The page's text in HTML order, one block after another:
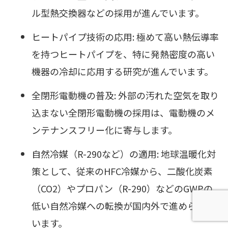
ル型熱交換器などの採用が進んでいます。
ヒートパイプ技術の応用: 極めて高い熱伝導率
を持つヒートパイプを、特に発熱密度の高い
機器の冷却に応用する研究が進んでいます。
全閉形電動機の普及: 外部の汚れた空気を取り
込まない全閉形電動機の採用は、電動機のメ
ンテナンスフリー化に寄与します。
自然冷媒（R-290など）の適用: 地球温暖化対
策として、従来のHFC冷媒から、二酸化炭素
（CO2）やプロパン（R-290）などのGWPの
低い自然冷媒への転換が国内外で進められて
います。